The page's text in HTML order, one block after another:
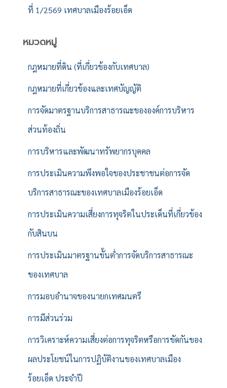
ที่ 1/2569 เทศบาลเมืองร้อยเอ็ด
หมวดหมู่
กฎหมายที่ดิน (ที่เกี่ยวข้องกับเทศบาล)
กฎหมายที่เกี่ยวข้องและเทศบัญญัติ
การจัดมาตรฐานบริการสาธารณะขององค์การบริหาร
ส่วนท้องถิ่น
การบริหารและพัฒนาทรัพยากรบุคคล
การประเมินความพึงพอใจของประชาชนต่อการจัด
บริการสาธารณะของเทศบาลเมืองร้อยเอ็ด
การประเมินความเสี่ยงการทุจริตในประเด็นที่เกี่ยวข้อง
กับสินบน
การประเมินมาตรฐานขั้นต่ำการจัดบริการสาธารณะ
ของเทศบาล
การมอบอำนาจของนายกเทศมนตรี
การมีส่วนร่วม
การวิเคราะห์ความเสี่ยงต่อการทุจริตหรือการขัดกันของ
ผลประโยชน์ในการปฏิบัติงานของเทศบาลเมือง
ร้อยเอ็ด ประจำปี